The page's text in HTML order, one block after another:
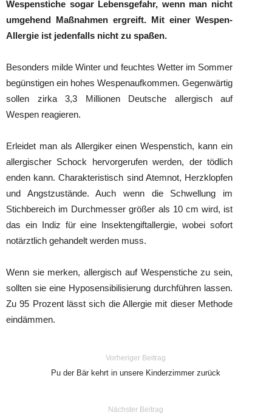
Wespenstiche sogar Lebensgefahr, wenn man nicht
umgehend Maßnahmen ergreift. Mit einer Wespen-
Allergie ist jedenfalls nicht zu spaßen.
Besonders milde Winter und feuchtes Wetter im Sommer
begünstigen ein hohes Wespenaufkommen. Gegenwärtig
sollen zirka 3,3 Millionen Deutsche allergisch auf
Wespen reagieren.
Erleidet man als Allergiker einen Wespenstich, kann ein
allergischer Schock hervorgerufen werden, der tödlich
enden kann. Charakteristisch sind Atemnot, Herzklopfen
und Angstzustände. Auch wenn die Schwellung im
Stichbereich im Durchmesser größer als 10 cm wird, ist
das ein Indiz für eine Insektengiftallergie, wobei sofort
notärztlich gehandelt werden muss.
Wenn sie merken, allergisch auf Wespenstiche zu sein,
sollten sie eine Hyposensibilisierung durchführen lassen.
Zu 95 Prozent lässt sich die Allergie mit dieser Methode
eindämmen.
Vorheriger Beitrag
Pu der Bär kehrt in unsere Kinderzimmer zurück
Nächster Beitrag